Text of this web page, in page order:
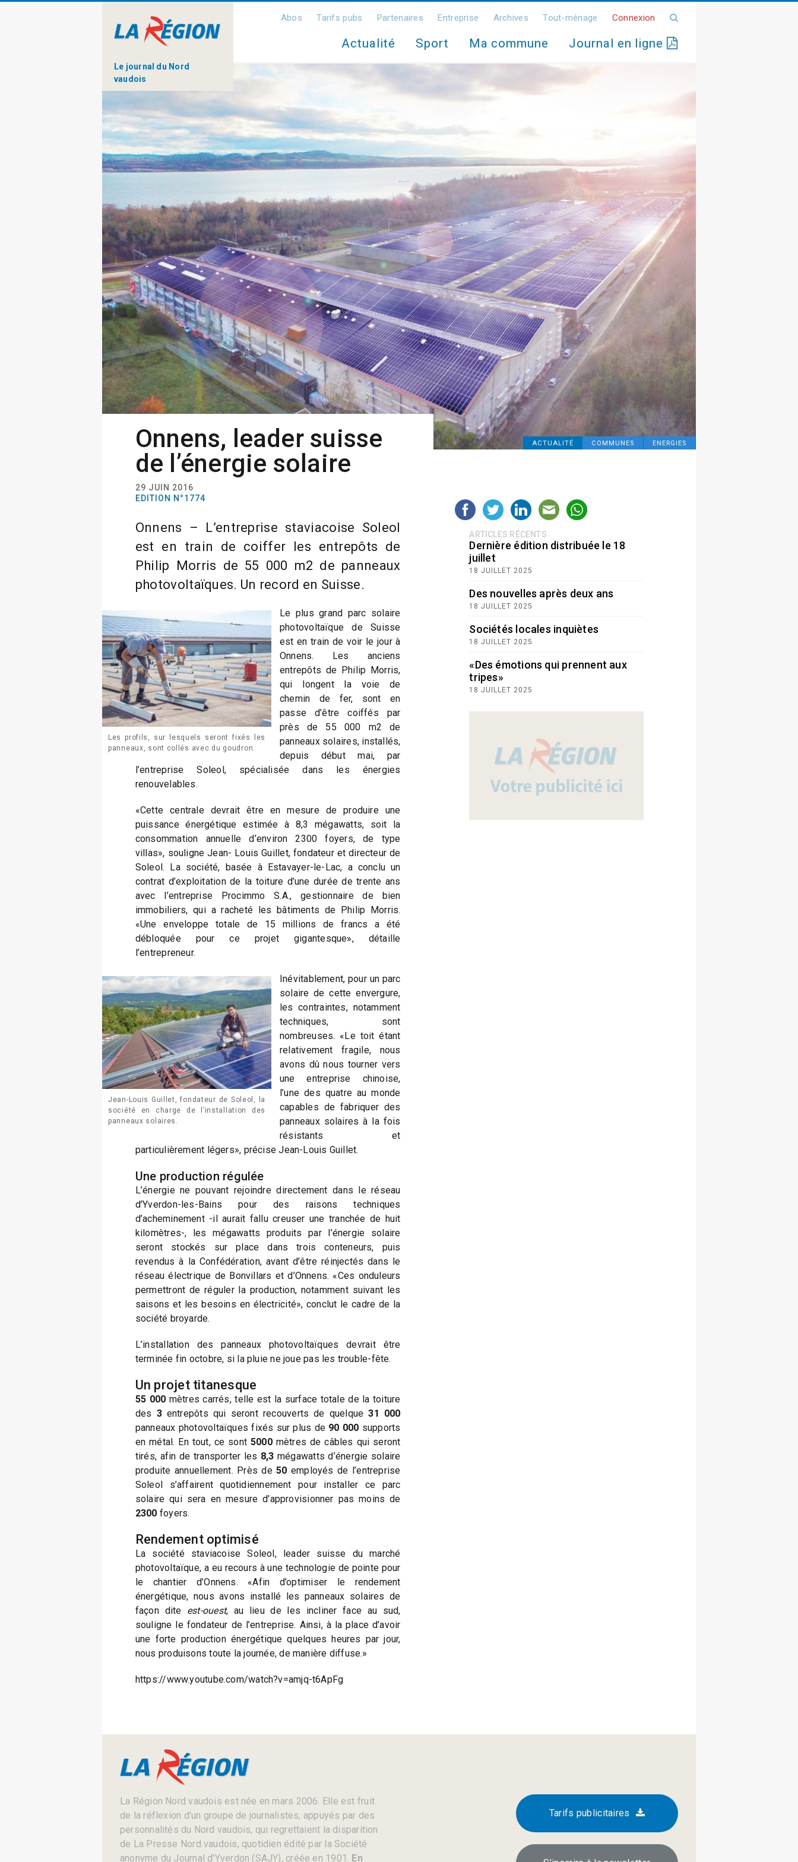
Le journal du Nord
vaudois
Abos Tarifs pubs Partenaires Entreprise Archives Tout-ménage Connexion
Actualité Sport Ma commune Journal en ligne
ACTUALITÉ COMMUNES ENERGIES
Onnens, leader suisse
de l’énergie solaire
29 JUIN 2016
EDITION N°1774
Onnens – L’entreprise staviacoise Soleol
est en train de coiffer les entrepôts de
Philip Morris de 55 000 m2 de panneaux
photovoltaïques. Un record en Suisse.
Les profils, sur lesquels seront fixés les
panneaux, sont collés avec du goudron.
Le plus grand parc solaire
photovoltaïque de Suisse
est en train de voir le jour à
Onnens. Les anciens
entrepôts de Philip Morris,
qui longent la voie de
chemin de fer, sont en
passe d’être coiffés par
près de 55 000 m2 de
panneaux solaires, installés,
depuis début mai, par
l’entreprise Soleol, spécialisée dans les énergies
renouvelables.
«Cette centrale devrait être en mesure de produire une
puissance énergétique estimée à 8,3 mégawatts, soit la
consommation annuelle d’environ 2300 foyers, de type
villas», souligne Jean- Louis Guillet, fondateur et directeur de
Soleol. La société, basée à Estavayer-le-Lac, a conclu un
contrat d’exploitation de la toiture d’une durée de trente ans
avec l’entreprise Procimmo S.A., gestionnaire de bien
immobiliers, qui a racheté les bâtiments de Philip Morris.
«Une enveloppe totale de 15 millions de francs a été
débloquée pour ce projet gigantesque», détaille
l’entrepreneur.
Jean-Louis Guillet, fondateur de Soleol, la
société en charge de l’installation des
panneaux solaires.
Inévitablement, pour un parc
solaire de cette envergure,
les contraintes, notamment
techniques, sont
nombreuses. «Le toit étant
relativement fragile, nous
avons dû nous tourner vers
une entreprise chinoise,
l’une des quatre au monde
capables de fabriquer des
panneaux solaires à la fois
résistants et
particulièrement légers», précise Jean-Louis Guillet.
Une production régulée
L’énergie ne pouvant rejoindre directement dans le réseau
d’Yverdon-les-Bains pour des raisons techniques
d’acheminement -il aurait fallu creuser une tranchée de huit
kilomètres-, les mégawatts produits par l’énergie solaire
seront stockés sur place dans trois conteneurs, puis
revendus à la Confédération, avant d’être réinjectés dans le
réseau électrique de Bonvillars et d’Onnens. «Ces onduleurs
permettront de réguler la production, notamment suivant les
saisons et les besoins en électricité», conclut le cadre de la
société broyarde.
L’installation des panneaux photovoltaïques devrait être
terminée fin octobre, si la pluie ne joue pas les trouble-fête.
Un projet titanesque
55 000 mètres carrés, telle est la surface totale de la toiture
des 3entrepôts qui seront recouverts de quelque 31 000
panneaux photovoltaïques fixés sur plus de 90 000 supports
en métal. En tout, ce sont 5000mètres de câbles qui seront
tirés, afin de transporter les 8,3 mégawatts d’énergie solaire
produite annuellement. Près de50 employés de l’entreprise
Soleol s’affairent quotidiennement pour installer ce parc
solaire qui sera en mesure d’approvisionner pas moins de
2300 foyers.
Rendement optimisé
La société staviacoise Soleol, leader suisse du marché
photovoltaïque, a eu recours à une technologie de pointe pour
le chantier d’Onnens. «Afin d’optimiser le rendement
énergétique, nous avons installé les panneaux solaires de
façon dite est-ouest, au lieu de les incliner face au sud,
souligne le fondateur de l’entreprise. Ainsi, à la place d’avoir
une forte production énergétique quelques heures par jour,
nous produisons toute la journée, de manière diffuse.»
https://www.youtube.com/watch?v=amjq-t6ApFg
ARTICLES RÉCENTS
Dernière édition distribuée le 18
juillet
18 JUILLET 2025
Des nouvelles après deux ans
18 JUILLET 2025
Sociétés locales inquiètes
18 JUILLET 2025
«Des émotions qui prennent aux
tripes»
18 JUILLET 2025
La Région Nord vaudois est née en mars 2006. Elle est fruit
de la réflexion d’un groupe de journalistes, appuyés par des
personnalités du Nord vaudois, qui regrettaient la disparition
de La Presse Nord vaudois, quotidien édité par la Société
anonyme du Journal d’Yverdon (SAJY), créée en 1901. En
Tarifs publicitaires